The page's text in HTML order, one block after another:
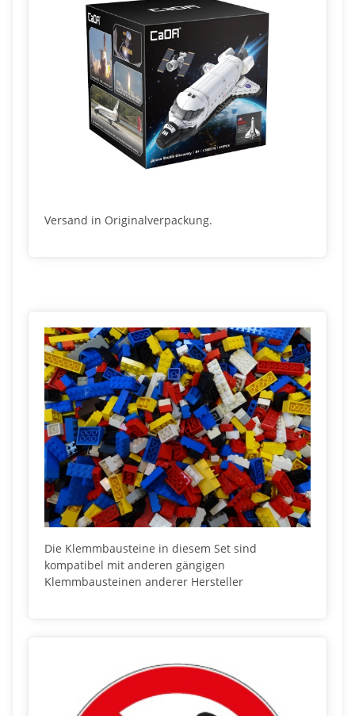
Versand in Originalverpackung.
Die Klemmbausteine in diesem Set sind
kompatibel mit anderen gängigen
Klemmbausteinen anderer Hersteller